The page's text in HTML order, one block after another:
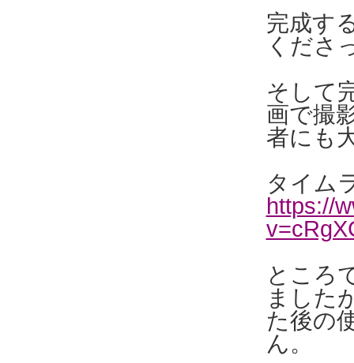
完成す
くださ
そして
画で撮
者にも
タイム
https://
ところ
ました
た後の
ん。